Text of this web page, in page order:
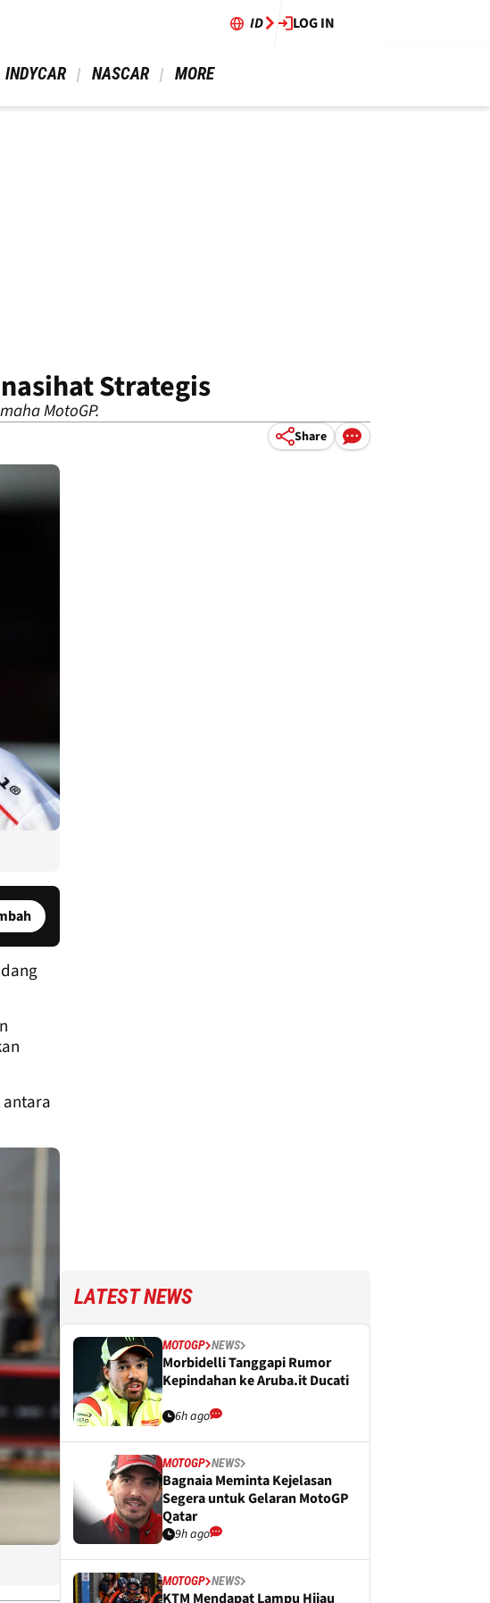
ID LOG IN
INDYCAR NASCAR MORE
Strategis
MotoGP.
Share
LATEST NEWS
MOTOGP NEWS
Morbidelli Tanggapi Rumor
Kepindahan ke Aruba.it Ducati
6h ago
MOTOGP NEWS
Bagnaia Meminta Kejelasan
Segera untuk Gelaran MotoGP
Qatar
9h ago
MOTOGP NEWS
KTM Mendapat Lampu Hijau